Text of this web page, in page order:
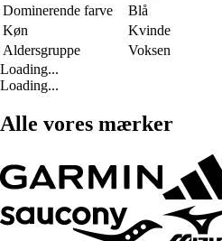
Dominerende farve
Blå
Køn
Kvinde
Aldersgruppe
Voksen
Loading...
Loading...
Alle vores mærker